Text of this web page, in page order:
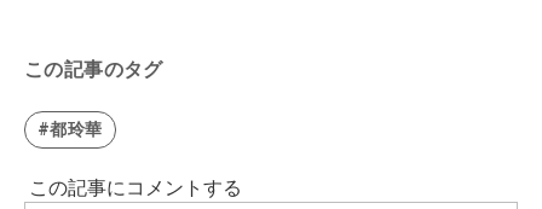
この記事のタグ
#都玲華